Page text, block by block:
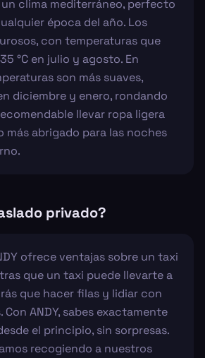
un clima mediterráneo, perfecto
época del año. Los
con temperaturas que
°C en julio y agosto. En
son más suaves,
diciembre y enero, rondando
llevar ropa ligera
más abrigado para las noches
privado?
ofrece ventajas sobre un taxi
que un taxi puede llevarte a
que hacer filas y lidiar con
ANDY, sabes exactamente
el principio, sin sorpresas.
recogiendo a nuestros